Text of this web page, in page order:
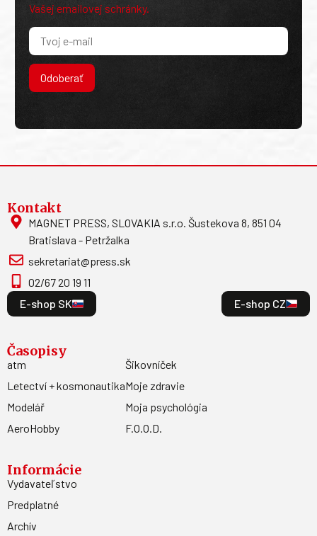
Vašej emailovej schránky.
Odoberať
Kontakt
MAGNET PRESS, SLOVAKIA s.r.o. Šustekova 8, 851 04
Bratislava - Petržalka
sekretariat@press.sk
02/67 20 19 11
E-shop SK
E-shop CZ
Časopisy
atm
Letectví + kosmonautika
Modelář
AeroHobby
Šikovníček
Moje zdravie
Moja psychológia
F.O.O.D.
Informácie
Vydavateľstvo
Predplatné
Archív